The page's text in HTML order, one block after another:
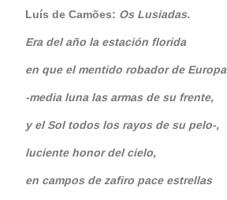
Luís de Camões: Os Lusiadas.
Era del año la estación florida
en que el mentido robador de Europa
-media luna las armas de su frente,
y el Sol todos los rayos de su pelo-,
luciente honor del cielo,
en campos de zafiro pace estrellas